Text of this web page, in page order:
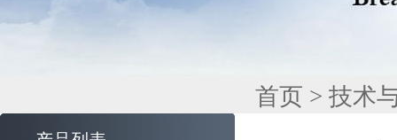
首页 > 技术